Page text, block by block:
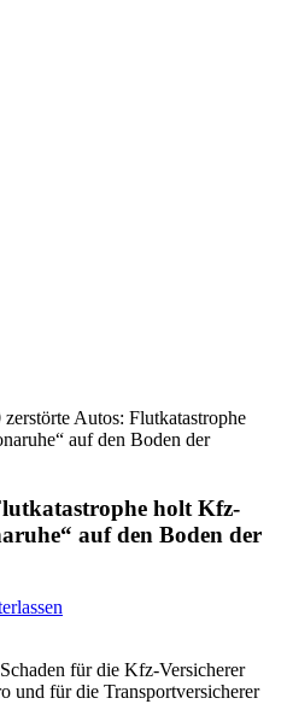
zerstörte Autos: Flutkatastrophe
auf den Boden der
holt Kfz-
auf den Boden der
für die Kfz-Versicherer
und für die Transportversicherer